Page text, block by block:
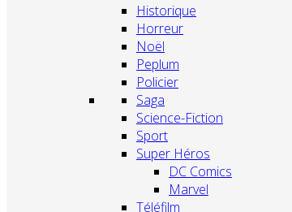
Historique
Horreur
Noël
Peplum
Policier
Saga
Science-Fiction
Sport
Super Héros
DC Comics
Marvel
Téléfilm